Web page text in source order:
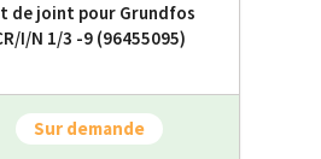
de joint pour Grundfos
I/N 1/3 -9 (96455095)
Sur demande